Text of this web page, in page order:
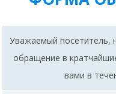
ФОРМА
Уважаемый посетитель,